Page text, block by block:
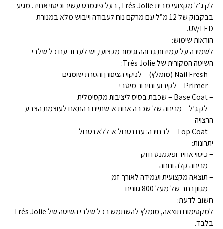
לק ג’ל מקצועי מבית Trés Jolie, בעל פיגמנט עשיר וכיסוי אחיד. מגיע
בבקבוק של 12 מ”ל עם מרקם נוח לעבודה וייבוש מלא במנורת
UV/LED.
הוראות שימוש:
לשמירה על עמידות גבוהה וגימור מקצועי, יש לעבוד עם כל שלבי
השיטה המקורית של Trés Jolie:
– Nail Fresh (מומלץ) – לניקוי הציפורן והסרת שומנים
– Primer – לקיבוע וחיבור מיטבי
– Base Coat – שכבת בסיס ליציבות מקסימלית
– לק ג’ל – מריחה של שכבה אחת או שתיים בהתאם לעוצמת הצבע
הרצויה
– Top Coat – לבחירה: עם נטרול או ללא נטרול
יתרונות:
– כיסוי אחיד ופיגמנט חזק
– מריחה קלה ונוחה
– תוצאה מקצועית ועמידה לאורך זמן
– מגוון רחב של מעל 800 גוונים
חשוב לדעת:
למקסימום תוצאה, מומלץ להשתמש בכל שלבי השיטה של Trés Jolie
בלבד.